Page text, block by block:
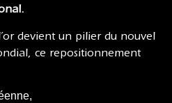
devient un pilier du nouvel
ce repositionnement